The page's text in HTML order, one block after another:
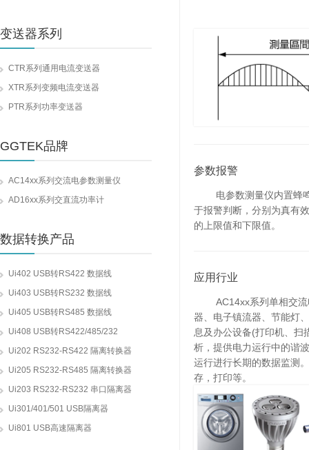
变送器系列
CTR系列通用电流变送器
XTR系列变频电流变送器
PTR系列功率变送器
GGTEK品牌
AC14xx系列交流电参数测量仪
AD16xx系列交直流功率计
数据转换产品
Ui402 USB转RS422 数据线
Ui403 USB转RS232 数据线
Ui405 USB转RS485 数据线
Ui408 USB转RS422/485/232
Ui202 RS232-RS422 隔离转换器
Ui205 RS232-RS485 隔离转换器
Ui203 RS232-RS232 串口隔离器
Ui301/401/501 USB隔离器
Ui801 USB高速隔离器
参数报警
电参数测量仪内置蜂鸣
于报警判断，分别为真有
的上限值和下限值。
应用行业
AC14xx系列单相交流电
器、电子镇流器、节能灯
息及办公设备(打印机、扫
析，提供电力运行中的谐
运行进行长期的数据监测
存，打印等。